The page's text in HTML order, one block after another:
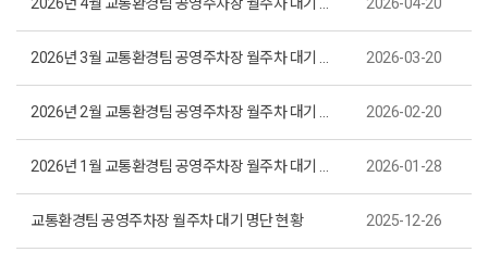
2026-03-20
2026-02-20
2026-01-28
교통환경팀 공영주차장 월주차 대기 명단 현황 2025-12-26